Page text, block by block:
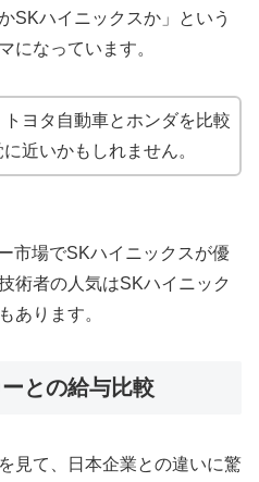
SKハイニックスか」という
になっています。
トヨタ自動車とホンダを比較
近いかもしれません。
市場でSKハイニックスが優
術者の人気はSKハイニック
あります。
との給与比較
見て、日本企業との違いに驚